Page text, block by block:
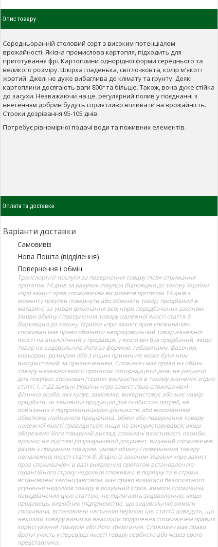
Опис товару
Середньоранній столовий сорт з високим потенціалом
врожайності. Якісна промислова картопля, підходить для
приготування фрі. Картоплини однорідної форми середнього та
великого розміру. Шкірка гладенька, світло-жовта, колір м'якоті
жовтий. Джелі не дуже вибаглива до клімату та грунту. Деякі
картоплини досягають ваги 800г та більше. Також, вона дуже стійка
до засухи. Незважаючи на це, регулярний полив у поєднанні з
внесенням добрив будуть сприятливо впливати на врожайність.
Строки дозрівання 95-105 днів.
Потребує рівномірної подачі води та поживних елементів.
Оплата та доставка
Варіанти доставки
Самовивіз
Нова Пошта (відділення)
Повернення і обмін
Транспортніт послуги за повернення товару після отримання
протягом 14 днів за рахунок покупця Відповідно до закону України
«про захист прав споживачів» ви можете протягом 14 днів з
моменту покупки повернути або обміняти товар, придбаний в
магазині, за умови виконання всіх норм передбачених законом.
Умови обміну / повернення товару належної якості стаття 9.
Відповідно до закону України «про захист прав споживачів»:
споживач має право обміняти непродовольчий товар належної
якості на аналогічний у продавця, у якого він був придбаний, якщо
товар не задовольнив його за формою, габаритами, фасоном,
кольором, розміром або з інших причин не може бути ним
використаний за призначенням. Споживач має право на обмін
товару належної якості протягом чотирнадцяти днів, не рахуючи
дня покупки. споживач (термін вживається в такому значенні згідно
статті 1. п.22 закону України «про захист прав споживачів») –
фізична особа, яка купує, замовляє, використовує або має намір
придбати чи замовити продукцію для особистих потреб, не
пов’язаних з підприємницькою діяльністю або виконанням
обов’язків найманого працівника. обмін або повернення товару
належної якості провадиться: якщо не використовувався; якщо
збережено його товарний вигляд, споживчі властивості, пломби,
ярлики; на підставі розрахунковий документ, виданий споживачеві
разом з проданим товаром. умови обміну / повернення товару
неналежної якості стаття 8. Згідно із законом України «про захист
прав споживачів»: в разі виявлення протягом встановленого
гарантійного строку недоліків споживач, в порядку та в строки,
встановлені законодавством, має право вимагати безоплатного
усунення недоліків товару в розумний строк. вимоги споживача,
передбачених цією статтею, не підлягають задоволенню, якщо
продавець, виробник (підприємство, що задовольняє вимоги
споживача, встановлені частиною першою цієї статті) доведуть, що
недоліки товару виникли внаслідок порушення споживачем правил
користування товаром або його зберігання. Споживач має право
брати участь у перевірці якості товару особисто або через свого
представника.